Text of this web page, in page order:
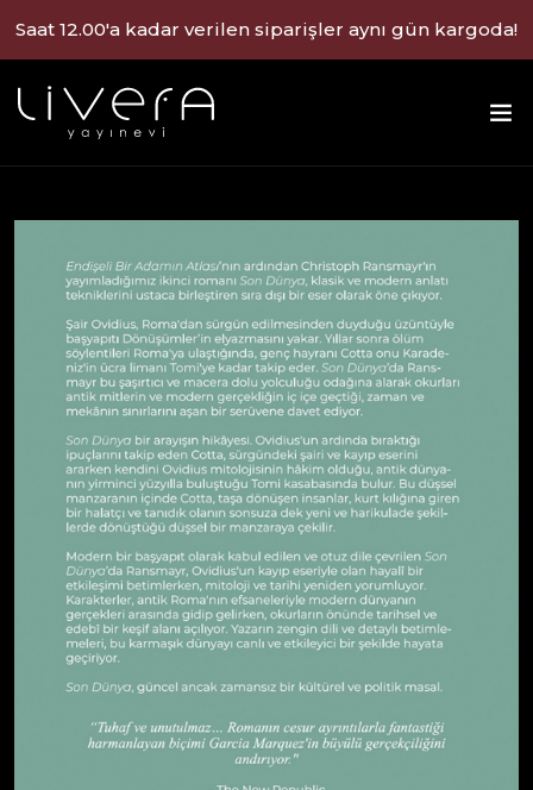
Saat 12.00'a kadar verilen siparişler aynı gün kargoda!